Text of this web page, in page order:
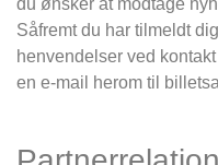
Såfremt du har tilmeldt
henvendelser ved
en e-mail herom til